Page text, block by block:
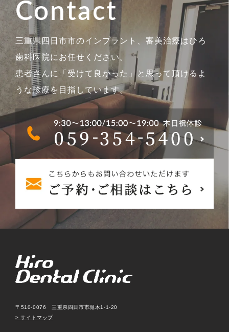
Contact
三重県四日市市のインプラント、審美治療はひろ
歯科医院にお任せください。
患者さんに「受けて良かった」と思って頂けるよ
うな診療を目指しています。
〒510-0076 三重県四日市市堀木1-1-20
> サイトマップ